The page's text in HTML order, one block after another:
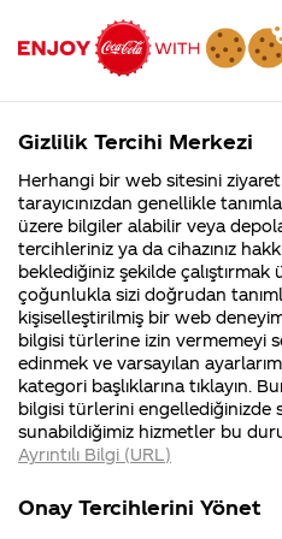
Anasayfa Tüm
sorular
Coca-Cola
nerenin
malı?
Coca cola
İsrail malı mı
Yani ...
Anasayfa Sorular Tüm
Tüm sorular
Tümü Kurumsal
Buldum Benide
Gizlilik Tercihi Merkezi
Herhangi bir web sitesini
tarayıcınızdan genellikle
üzere bilgiler alabilir veya
tercihleriniz ya da cihazınız
beklediğiniz şekilde çalıştırmak
çoğunlukla sizi doğrudan
kişiselleştirilmiş bir web
bilgisi türlerine izin vermemeyi
edinmek ve varsayılan
kategori başlıklarına tıklayın.
bilgisi türlerini engellediğinizde
sunabildiğimiz hizmetler bu
Ayrıntılı Bilgi (URL)
Onay Tercihlerini Yönet